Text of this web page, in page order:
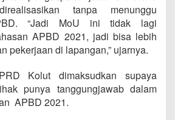
tanpa menunggu
“Jadi MoU ini tidak lagi
APBD 2021, jadi bisa lebih
pekerjaan di lapangan,” ujarnya.
Kolut dimaksudkan supaya
punya tanggungjawab dalam
APBD 2021.